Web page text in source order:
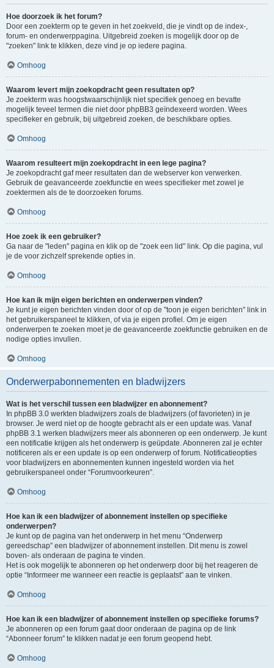
Hoe doorzoek ik het forum?
Door een zoekterm op te geven in het zoekveld, die je vindt op de index-,
forum- en onderwerppagina. Uitgebreid zoeken is mogelijk door op de
"zoeken" link te klikken, deze vind je op iedere pagina.
Omhoog
Waarom levert mijn zoekopdracht geen resultaten op?
Je zoekterm was hoogstwaarschijnlijk niet specifiek genoeg en bevatte
mogelijk teveel termen die niet door phpBB3 geïndexeerd worden. Wees
specifieker en gebruik, bij uitgebreid zoeken, de beschikbare opties.
Omhoog
Waarom resulteert mijn zoekopdracht in een lege pagina?
Je zoekopdracht gaf meer resultaten dan de webserver kon verwerken.
Gebruik de geavanceerde zoekfunctie en wees specifieker met zowel je
zoektermen als de te doorzoeken forums.
Omhoog
Hoe zoek ik een gebruiker?
Ga naar de "leden" pagina en klik op de "zoek een lid" link. Op die pagina, vul
je de voor zichzelf sprekende opties in.
Omhoog
Hoe kan ik mijn eigen berichten en onderwerpen vinden?
Je kunt je eigen berichten vinden door of op de "toon je eigen berichten" link in
het gebruikerspaneel te klikken, of via je eigen profiel. Om je eigen
onderwerpen te zoeken moet je de geavanceerde zoekfunctie gebruiken en de
nodige opties invullen.
Omhoog
Onderwerpabonnementen en bladwijzers
Wat is het verschil tussen een bladwijzer en abonnement?
In phpBB 3.0 werkten bladwijzers zoals de bladwijzers (of favorieten) in je
browser. Je werd niet op de hoogte gebracht als er een update was. Vanaf
phpBB 3.1 werken bladwijzers meer als abonneren op een onderwerp. Je kunt
een notificatie krijgen als het onderwerp is geüpdate. Abonneren zal je echter
notificeren als er een update is op een onderwerp of forum. Notificatieopties
voor bladwijzers en abonnementen kunnen ingesteld worden via het
gebruikerspaneel onder “Forumvoorkeuren”.
Omhoog
Hoe kan ik een bladwijzer of abonnement instellen op specifieke
onderwerpen?
Je kunt op de pagina van het onderwerp in het menu “Onderwerp
gereedschap” een bladwijzer of abonnement instellen. Dit menu is zowel
boven- als onderaan de pagina te vinden.
Het is ook mogelijk te abonneren op het onderwerp door bij het reageren de
optie “Informeer me wanneer een reactie is geplaatst” aan te vinken.
Omhoog
Hoe kan ik een bladwijzer of abonnement instellen op specifieke forums?
Je abonneren op een forum gaat door onderaan de pagina op de link
“Abonneer forum” te klikken nadat je een forum geopend hebt.
Omhoog